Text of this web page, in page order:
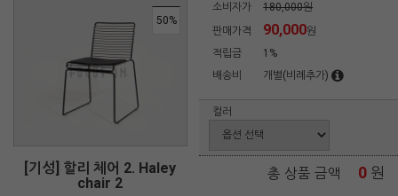
50%
[기성] 할리 체어 2. Haley
chair 2
소비자가
180,000원
판매가격
90,000원
적립금
1%
배송비
개별(비례추가)
컬러
총 상품 금액 0 원